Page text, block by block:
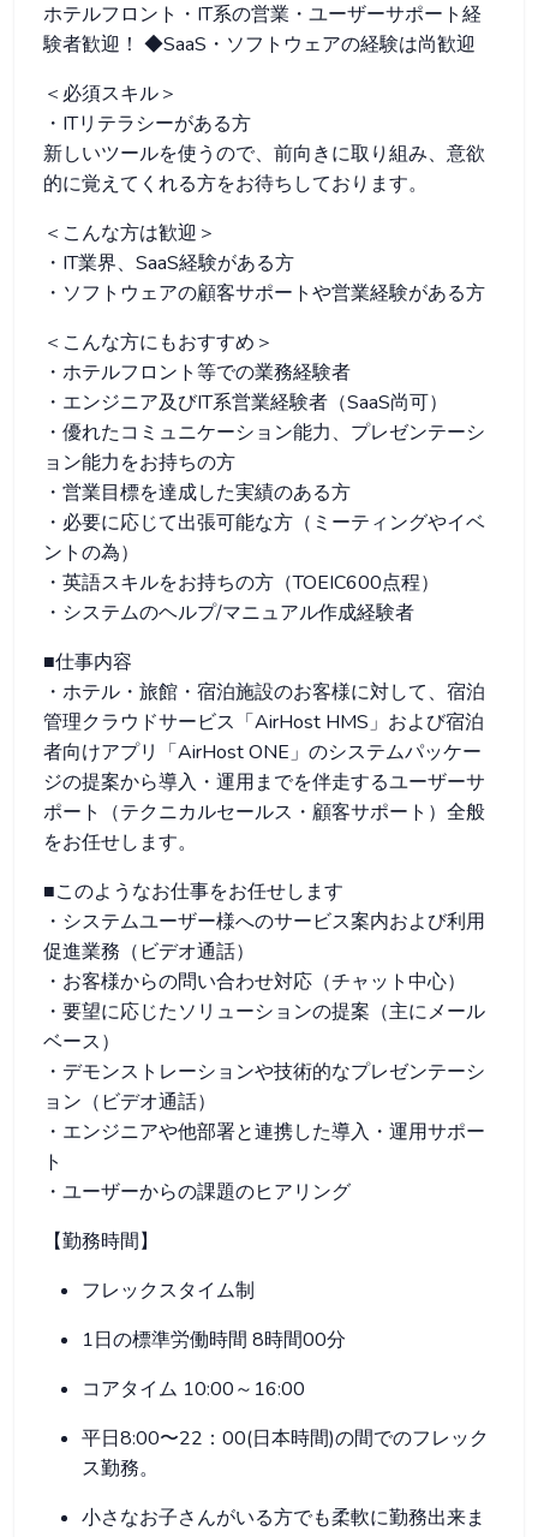
ホテルフロント・IT系の営業・ユーザーサポート経
験者歓迎！ ◆SaaS・ソフトウェアの経験は尚歓迎
＜必須スキル＞
・ITリテラシーがある方
新しいツールを使うので、前向きに取り組み、意欲
的に覚えてくれる方をお待ちしております。
＜こんな方は歓迎＞
・IT業界、SaaS経験がある方
・ソフトウェアの顧客サポートや営業経験がある方
＜こんな方にもおすすめ＞
・ホテルフロント等での業務経験者
・エンジニア及びIT系営業経験者（SaaS尚可）
・優れたコミュニケーション能力、プレゼンテーシ
ョン能力をお持ちの方
・営業目標を達成した実績のある方
・必要に応じて出張可能な方（ミーティングやイベ
ントの為）
・英語スキルをお持ちの方（TOEIC600点程）
・システムのヘルプ/マニュアル作成経験者
■仕事内容
・ホテル・旅館・宿泊施設のお客様に対して、宿泊
管理クラウドサービス「AirHost HMS」および宿泊
者向けアプリ「AirHost ONE」のシステムパッケー
ジの提案から導入・運用までを伴走するユーザーサ
ポート（テクニカルセールス・顧客サポート）全般
をお任せします。
■このようなお仕事をお任せします
・システムユーザー様へのサービス案内および利用
促進業務（ビデオ通話）
・お客様からの問い合わせ対応（チャット中心）
・要望に応じたソリューションの提案（主にメール
ベース）
・デモンストレーションや技術的なプレゼンテーシ
ョン（ビデオ通話）
・エンジニアや他部署と連携した導入・運用サポー
ト
・ユーザーからの課題のヒアリング
【勤務時間】
フレックスタイム制
1日の標準労働時間 8時間00分
コアタイム 10:00～16:00
平日8:00〜22：00(日本時間)の間でのフレック
ス勤務。
小さなお子さんがいる方でも柔軟に勤務出来ま